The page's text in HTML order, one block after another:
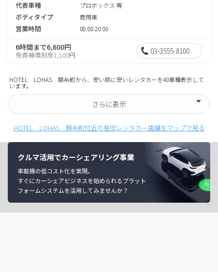
代表車種 プロボックス 等
ボディタイプ 商用車
営業時間 08:00-20:00
6時間まで6,600円
免責補償制度1,100円 03-3555-8100
HOTEL LOHAS 錦糸町から、安い順に安いレンタカーを40車種表示して
います。
さらに表示
HOTEL LOHAS 錦糸町付近の格安レンタカー店舗をマップで見る
クルマ活用でカーシェアリング事業
車載機の低コスト化を実現。
すぐにカーシェアビジネスを始められるプラット
フォームシステムを活用してみませんか？